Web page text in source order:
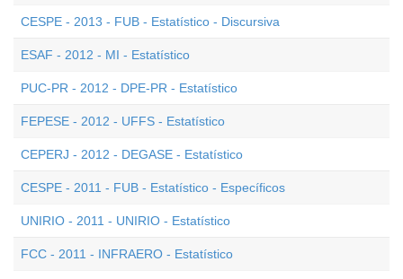
CESPE - 2013 - FUB - Estatístico - Discursiva
ESAF - 2012 - MI - Estatístico
PUC-PR - 2012 - DPE-PR - Estatístico
FEPESE - 2012 - UFFS - Estatístico
CEPERJ - 2012 - DEGASE - Estatístico
CESPE - 2011 - FUB - Estatístico - Específicos
UNIRIO - 2011 - UNIRIO - Estatístico
FCC - 2011 - INFRAERO - Estatístico